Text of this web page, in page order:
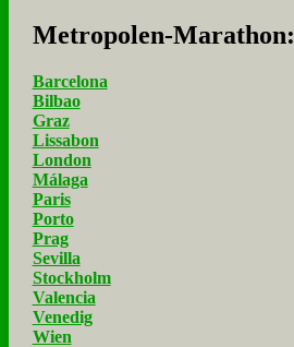
Me­tro­po­len-Ma­ra­thon:
Barcelona
Bilbao
Graz
Lissabon
London
Málaga
Paris
Porto
Prag
Sevilla
Stockholm
Valencia
Venedig
Wien